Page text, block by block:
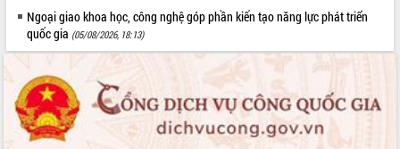
Định vị cà phê Việt Nam như một “di
sản sống” trong dòng chảy toàn cầu
Xây dựng nông thôn mới: Nâng cao đời
thực
Quyết liệt tháo gỡ vướng mắc, đẩy
nhanh tiến độ các dự án trọng điểm
trong Khu kinh tế Nam Phú Yên
Ngoại giao khoa học, công nghệ góp phần kiến tạo năng lực phát triển
quốc gia (05/08/2026, 18:13)